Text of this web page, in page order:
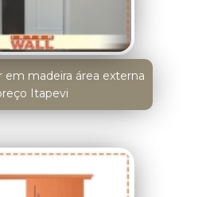
em madeira área externa
Itapevi